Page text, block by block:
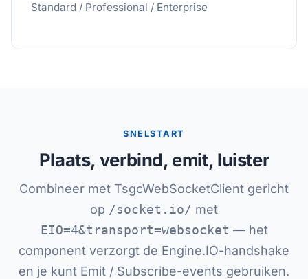
Standard / Professional / Enterprise
SNELSTART
Plaats, verbind, emit, luister
Combineer met TsgcWebSocketClient gericht
op /socket.io/ met
EIO=4&transport=websocket — het
component verzorgt de Engine.IO-handshake
en je kunt Emit / Subscribe-events gebruiken.